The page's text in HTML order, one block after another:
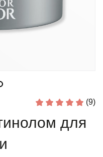
(9)
для